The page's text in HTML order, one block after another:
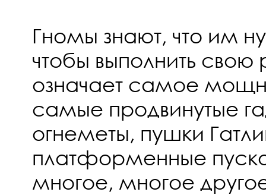
Гномы знают, что им
чтобы выполнить свою
означает самое
самые продвинутые
огнеметы, пушки
платформенные
многое, многое